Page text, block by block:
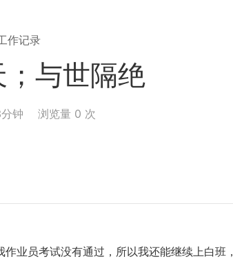
作记录
与世隔绝
钟 浏览量 0 次
业员考试没有通过，所以我还能继续上白班，